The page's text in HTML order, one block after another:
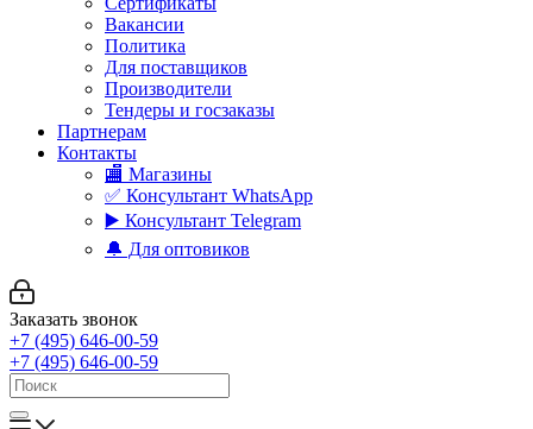
Вакансии
Политика
Для поставщиков
Производители
Тендеры и госзаказы
Партнерам
Контакты
🏬 Магазины
✅️ Консультант WhatsApp
▶️ Консультант Telegram
🔔 Для оптовиков
Заказать звонок
+7 (495) 646-00-59
+7 (495) 646-00-59